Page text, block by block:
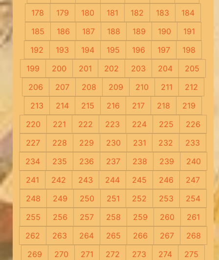
178
179 180 181 182 183
184
185
186 187 188 189 190
191
192
193 194 195 196 197
198
199
200 201 202 203 204
205
206
207 208 209 210 211
212
213
214 215 216 217 218
219
220
221 222 223 224 225
226
227
228 229 230 231 232
233
234
235 236 237 238 239
240
241
242 243 244 245 246
247
248
249 250 251 252 253
254
255
256 257 258 259 260
261
262
263 264 265 266 267
268
269
270 271 272 273 274
275